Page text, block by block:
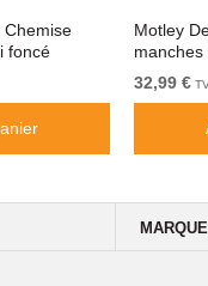
Chemise
foncé
Motley
32,99 €